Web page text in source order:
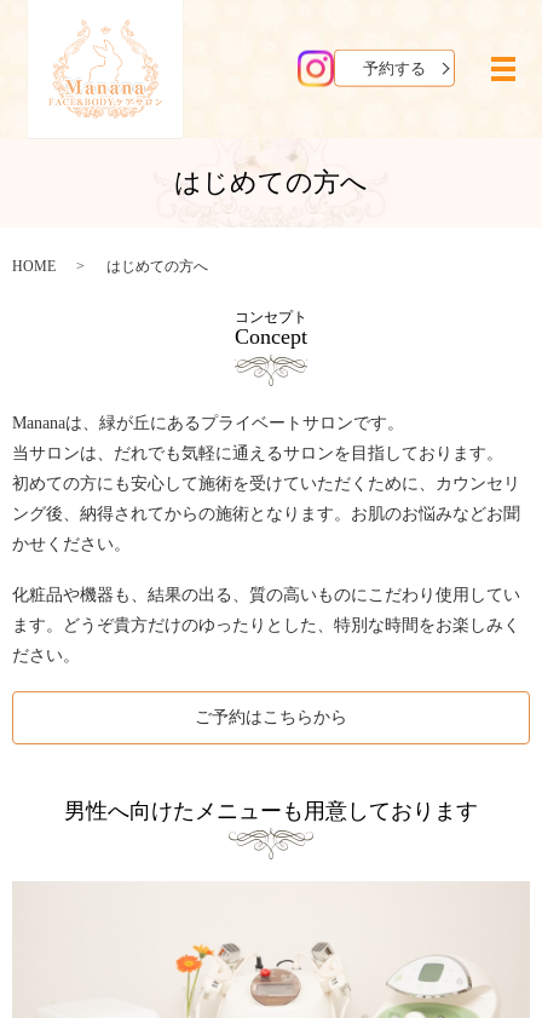
メ
予約する
はじめての方へ
HOME はじめての方へ
コンセプト
Concept
Mananaは、緑が丘にあるプライベートサロンです。
当サロンは、だれでも気軽に通えるサロンを目指しております。
初めての方にも安心して施術を受けていただくために、カウンセリ
ング後、納得されてからの施術となります。お肌のお悩みなどお聞
かせください。
化粧品や機器も、結果の出る、質の高いものにこだわり使用してい
ます。どうぞ貴方だけのゆったりとした、特別な時間をお楽しみく
ださい。
ご予約はこちらから
男性へ向けたメニューも用意しております